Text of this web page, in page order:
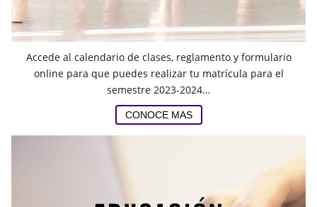
Accede al calendario de clases, reglamento y formulario
online para que puedes realizar tu matrícula para el
semestre 2023-2024…
CONOCE MAS